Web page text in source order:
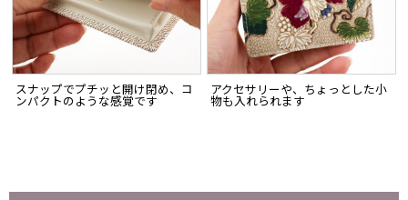
スナップでプチッと開け閉め、コ
ンパクトのような感覚です
アクセサリーや、ちょっとした小
物も入れられます